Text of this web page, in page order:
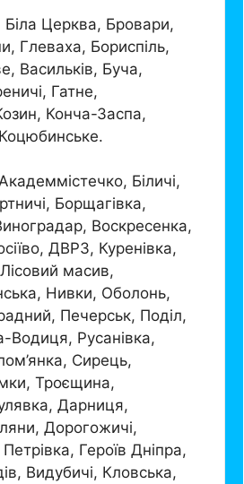
Біла Церква, Бровари,
Глеваха, Бориспіль,
Васильків, Буча,
Гатне,
Конча-Заспа,
Біличі,
Борщагівка,
Воскресенка,
ДВРЗ, Куренівка,
масив,
Нивки, Оболонь,
Печерськ, Поділ,
Водиця, Русанівка,
Сирець,
Троєщина,
Дарниця,
Дорогожичі,
Героїв Дніпра,
Видубичі, Кловська,